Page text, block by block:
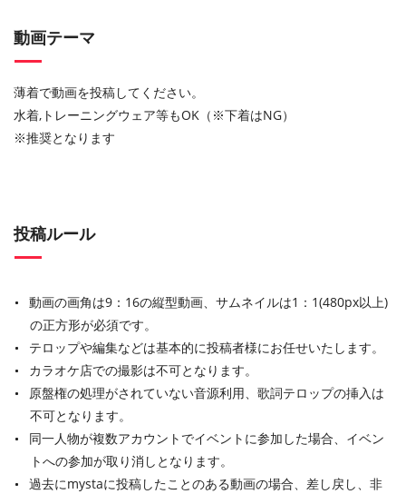
動画テーマ
薄着で動画を投稿してください。
水着,トレーニングウェア等もOK（※下着はNG）
※推奨となります
投稿ルール
動画の画角は9：16の縦型動画、サムネイルは1：1(480px以上)
の正方形が必須です。
テロップや編集などは基本的に投稿者様にお任せいたします。
カラオケ店での撮影は不可となります。
原盤権の処理がされていない音源利用、歌詞テロップの挿入は
不可となります。
同一人物が複数アカウントでイベントに参加した場合、イベン
トへの参加が取り消しとなります。
過去にmystaに投稿したことのある動画の場合、差し戻し、非